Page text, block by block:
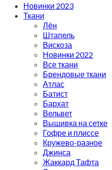
Новинки 2023
Ткани
Лён
Штапель
Вискоза
Новинки 2022
Все ткани
Брендовые ткани
Атлас
Батист
Бархат
Вельвет
Вышивка на сетке
Гофре и плиссе
Кружево-разное
Джинса
Жаккард Тафта